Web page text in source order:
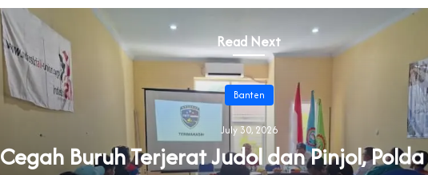
Read Next
Banten
July 30, 2026
Cegah Buruh Terjerat Judol dan Pinjol,